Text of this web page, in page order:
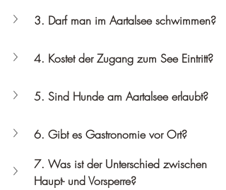
3. Darf man im Aartalsee schwimmen?
4. Kostet der Zugang zum See Eintritt?
5. Sind Hunde am Aartalsee erlaubt?
6. Gibt es Gastronomie vor Ort?
7. Was ist der Unterschied zwischen
Haupt- und Vorsperre?